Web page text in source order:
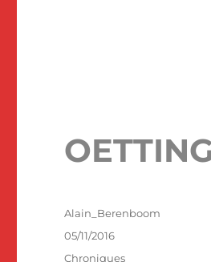
Auteur
Alain_Berenboom
Publié
le
05/11/2016
Catégories
Chroniques